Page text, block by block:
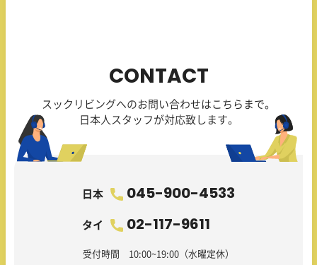
CONTACT
スックリビングへのお問い合わせはこちらまで。
日本人スタッフが対応致します。
日本 045-900-4533
タイ 02-117-9611
受付時間 10:00~19:00（水曜定休）